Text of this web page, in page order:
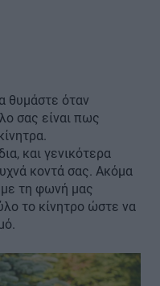
θυμάστε όταν
σας είναι πως
και γενικότερα
κοντά σας. Ακόμα
με τη φωνή μας
το κίνητρο ώστε να